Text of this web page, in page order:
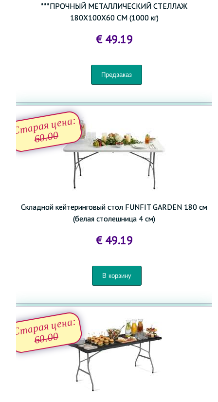
***ПРОЧНЫЙ МЕТАЛЛИЧЕСКИЙ СТЕЛЛАЖ
180X100X60 СМ (1000 кг)
€ 49.19
Складной кейтеринговый стол FUNFIT GARDEN 180 см
(белая столешница 4 см)
Старая цена:
60.00
€ 49.19
Старая цена:
60.00